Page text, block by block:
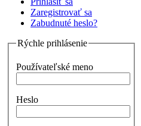
Zaregistrovať sa
Zabudnuté heslo?
Rýchle prihlásenie
Používateľské meno
Heslo